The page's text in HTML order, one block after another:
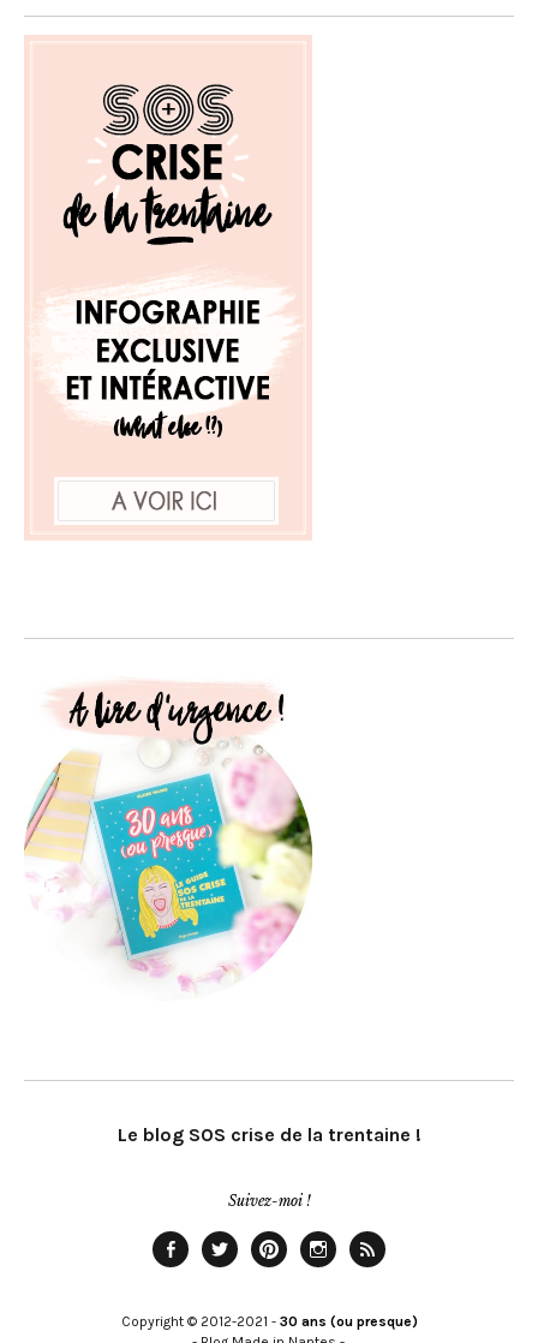
Le blog SOS crise de la trentaine !
Suivez-moi !
Copyright © 2012-2021 - 30 ans (ou presque)